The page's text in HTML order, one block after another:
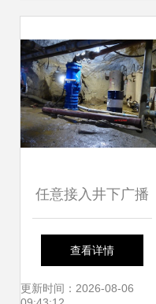
任意接入井下广播
通信装置 有线调度
广播通讯系统在机
查看详情
更新时间：2026-08-06